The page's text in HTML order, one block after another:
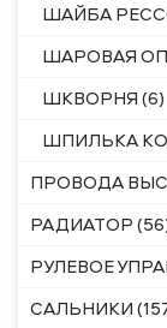
ШАЙБА
ШАРОВАЯ
ШКВОРНЯ (6)
ШПИЛЬКА
ПРОВОДА
РАДИАТОР
РУЛЕВОЕ
САЛЬНИКИ